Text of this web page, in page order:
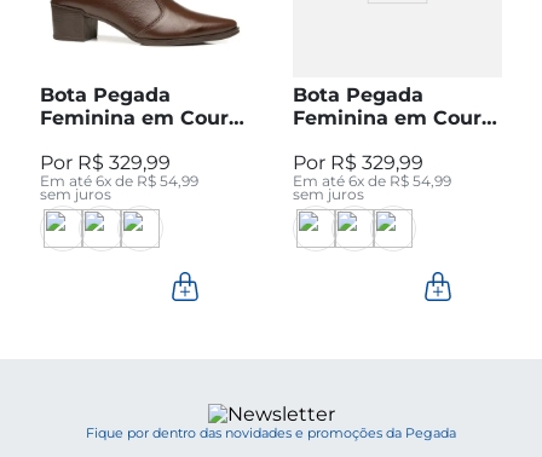
Bota Pegada
Feminina em Couro
280512-04
R$ 329,99
Em até 6x de R$ 54,99
sem juros
Bota Pegada
Feminina em Couro
280512-05
R$ 329,99
Em até 6x de R$ 54,99
sem juros
Fique por dentro das novidades e promoções da Pegada